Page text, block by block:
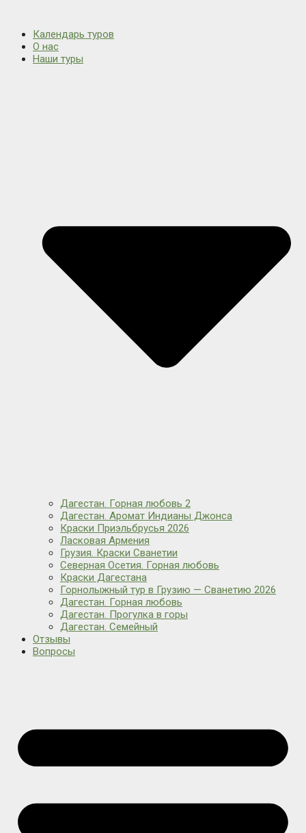
Календарь туров
О нас
Наши туры
Дагестан. Горная любовь 2
Дагестан. Аромат Индианы Джонса
Краски Приэльбрусья 2026
Ласковая Армения
Грузия. Краски Сванетии
Северная Осетия. Горная любовь
Краски Дагестана
Горнолыжный тур в Грузию — Сванетию 2026
Дагестан. Горная любовь
Дагестан. Прогулка в горы
Дагестан. Семейный
Отзывы
Вопросы